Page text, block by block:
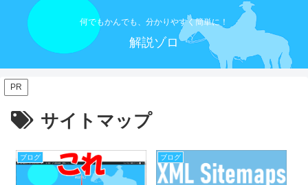
何でもかんでも、分かりやすく簡単に！
解説ゾロ
PR
サイトマップ
ブログ ブログ